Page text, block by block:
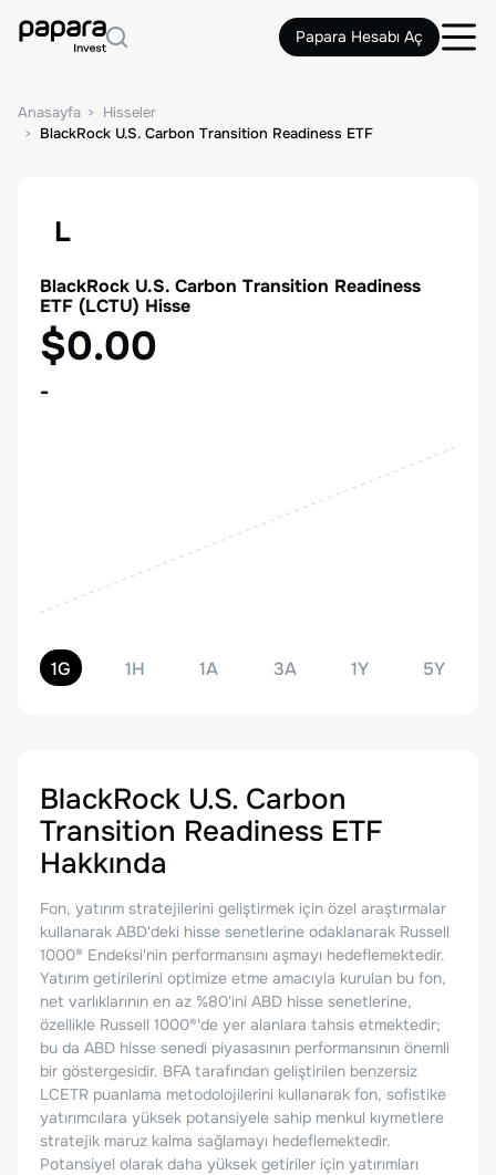
Papara Hesabı Aç
Anasayfa
Hisseler
BlackRock U.S. Carbon Transition Readiness ETF
L
BlackRock U.S. Carbon Transition Readiness
ETF (LCTU) Hisse
$0.00
-
1G 1H 1A 3A 1Y 5Y
BlackRock U.S. Carbon
Transition Readiness ETF
Hakkında
Fon, yatırım stratejilerini geliştirmek için özel araştırmalar
kullanarak ABD'deki hisse senetlerine odaklanarak Russell
1000® Endeksi'nin performansını aşmayı hedeflemektedir.
Yatırım getirilerini optimize etme amacıyla kurulan bu fon,
net varlıklarının en az %80'ini ABD hisse senetlerine,
özellikle Russell 1000®'de yer alanlara tahsis etmektedir;
bu da ABD hisse senedi piyasasının performansının önemli
bir göstergesidir. BFA tarafından geliştirilen benzersiz
LCETR puanlama metodolojilerini kullanarak fon, sofistike
yatırımcılara yüksek potansiyele sahip menkul kıymetlere
stratejik maruz kalma sağlamayı hedeflemektedir.
Potansiyel olarak daha yüksek getiriler için yatırımları